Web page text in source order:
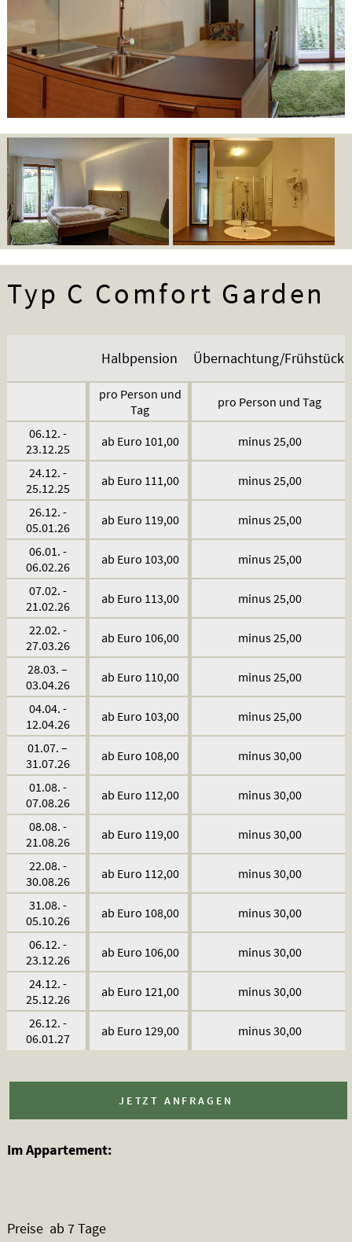
Typ C Comfort Garden
Halbpension Übernachtung/Frühstück
pro Person und
Tag
pro Person und Tag
06.12. -
23.12.25
ab Euro 101,00
minus 25,00
24.12. -
25.12.25
ab Euro 111,00
minus 25,00
26.12. -
05.01.26
ab Euro 119,00
minus 25,00
06.01. -
06.02.26
ab Euro 103,00
minus 25,00
07.02. -
21.02.26
ab Euro 113,00
minus 25,00
22.02. -
27.03.26
ab Euro 106,00
minus 25,00
28.03. –
03.04.26
ab Euro 110,00
minus 25,00
04.04. -
12.04.26
ab Euro 103,00
minus 25,00
01.07. –
31.07.26
ab Euro 108,00
minus 30,00
01.08. -
07.08.26
ab Euro 112,00
minus 30,00
08.08. -
21.08.26
ab Euro 119,00
minus 30,00
22.08. -
30.08.26
ab Euro 112,00
minus 30,00
31.08. -
05.10.26
ab Euro 108,00
minus 30,00
06.12. -
23.12.26
ab Euro 106,00
minus 30,00
24.12. -
25.12.26
ab Euro 121,00
minus 30,00
26.12. -
06.01.27
ab Euro 129,00 minus 30,00
JETZT ANFRAGEN
Im Appartement:
Preise ab 7 Tage